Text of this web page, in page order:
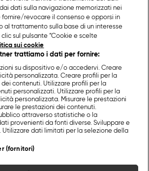
dati sulla navigazione memorizzati nei
fornire/revocare il consenso e opporsi in
al trattamento sulla base di un interesse
sul pulsante “Cookie e scelte
sui cookie
trattiamo i dati per fornire:
su dispositivo e/o accedervi. Creare
personalizzata. Creare profili per la
dei contenuti. Utilizzare profili per la
personalizzati. Utilizzare profili per la
personalizzata. Misurare le prestazioni
le prestazioni dei contenuti.
attraverso statistiche o la
provenienti da fonti diverse. Sviluppare e
Utilizzare dati limitati per la selezione della
(fornitori)